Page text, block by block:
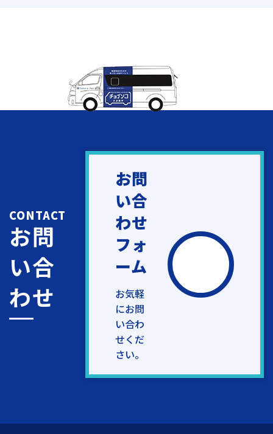
CONTACT
お問
い合
わせ
お問
い合
わせ
フォ
ーム
お気軽
にお問
い合わ
せくだ
さい。